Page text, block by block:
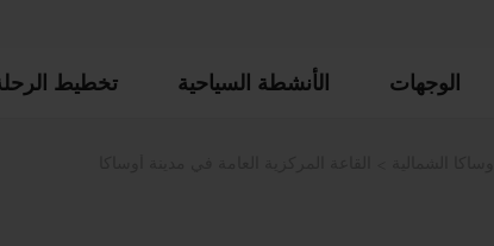
الوجهات الأنشطة السياحية تخطيط